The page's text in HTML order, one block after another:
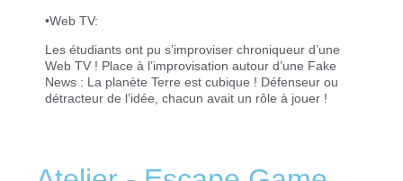
•Web TV:
Les étudiants ont pu s’improviser chroniqueur d’une
Web TV ! Place à l’improvisation autour d’une Fake
News : La planète Terre est cubique ! Défenseur ou
détracteur de l’idée, chacun avait un rôle à jouer !